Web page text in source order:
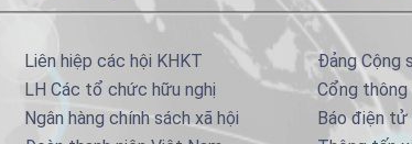
Liên hiệp các hội KHKT
LH Các tổ chức hữu nghị
Ngân hàng chính sách xã hội
Đảng Cộng
Cổng thông
Báo điện tử